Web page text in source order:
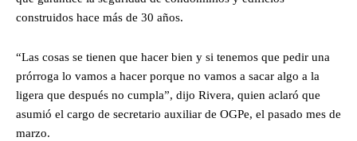
construidos hace más de 30 años.
“Las cosas se tienen que hacer bien y si tenemos que pedir una
prórroga lo vamos a hacer porque no vamos a sacar algo a la
ligera que después no cumpla”, dijo Rivera, quien aclaró que
asumió el cargo de secretario auxiliar de OGPe, el pasado mes de
marzo.